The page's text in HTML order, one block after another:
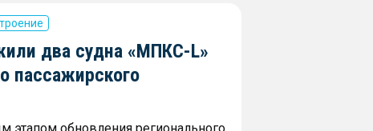
два судна «МПКС-L»
пассажирского